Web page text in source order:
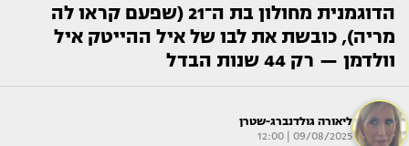
הדוגמנית מחולון בת ה־21 (שפעם קראו לה
מריה), כובשת את לבו של איל ההייטק איל
וולדמן — רק 44 שנות הבדל
ליאורה גולדנברג-שטרן
09/08/2025 | 12:00